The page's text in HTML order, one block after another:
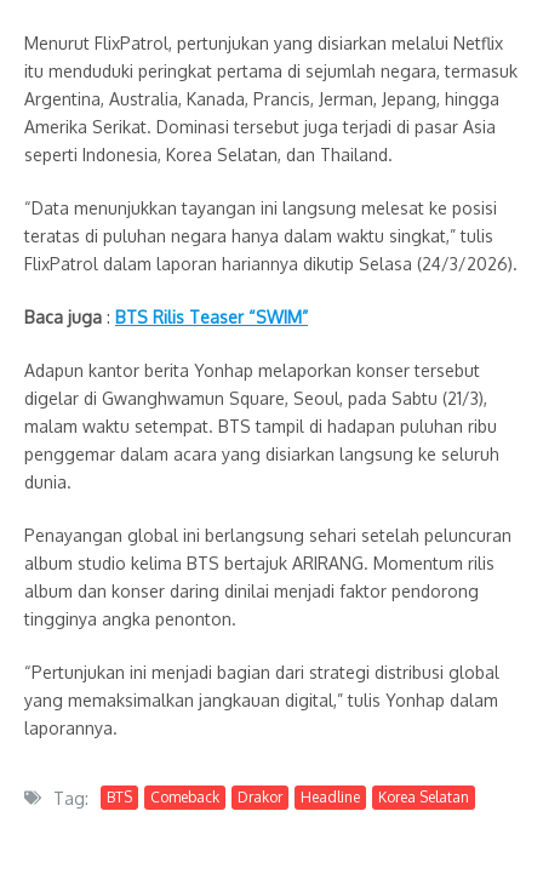
Menurut FlixPatrol, pertunjukan yang disiarkan melalui Netflix
itu menduduki peringkat pertama di sejumlah negara, termasuk
Argentina, Australia, Kanada, Prancis, Jerman, Jepang, hingga
Amerika Serikat. Dominasi tersebut juga terjadi di pasar Asia
seperti Indonesia, Korea Selatan, dan Thailand.
“Data menunjukkan tayangan ini langsung melesat ke posisi
teratas di puluhan negara hanya dalam waktu singkat,” tulis
FlixPatrol dalam laporan hariannya dikutip Selasa (24/3/2026).
Baca juga : BTS Rilis Teaser “SWIM”
Adapun kantor berita Yonhap melaporkan konser tersebut
digelar di Gwanghwamun Square, Seoul, pada Sabtu (21/3),
malam waktu setempat. BTS tampil di hadapan puluhan ribu
penggemar dalam acara yang disiarkan langsung ke seluruh
dunia.
Penayangan global ini berlangsung sehari setelah peluncuran
album studio kelima BTS bertajuk ARIRANG. Momentum rilis
album dan konser daring dinilai menjadi faktor pendorong
tingginya angka penonton.
“Pertunjukan ini menjadi bagian dari strategi distribusi global
yang memaksimalkan jangkauan digital,” tulis Yonhap dalam
laporannya.
Tag: BTS Comeback Drakor Headline Korea Selatan